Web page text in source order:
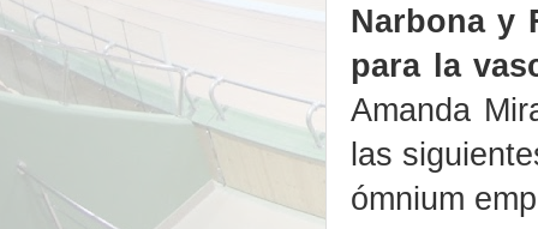
Narbona y
para la
Amanda
las
ómnium